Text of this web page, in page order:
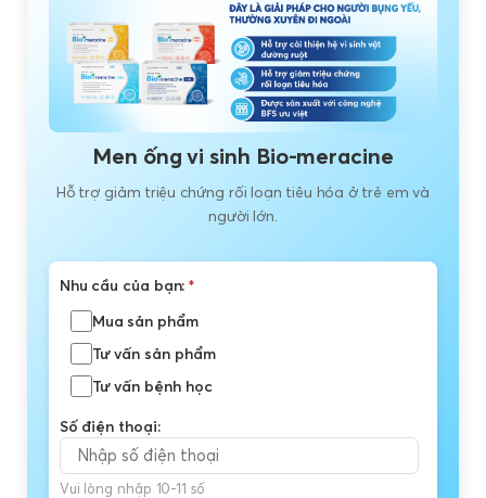
Men ống vi sinh Bio-meracine
Hỗ trợ giảm triệu chứng rối loạn tiêu hóa ở trẻ em và
người lớn.
Nhu cầu của bạn:*
Mua sản phẩm
Tư vấn sản phẩm
Tư vấn bệnh học
Số điện thoại:
Vui lòng nhập 10-11 số